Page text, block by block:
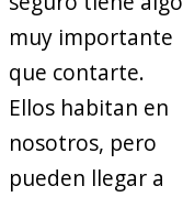
muy importante
que contarte.
Ellos habitan en
nosotros, pero
pueden llegar a